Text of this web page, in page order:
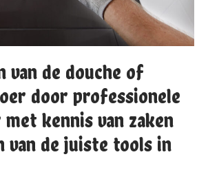
van de douche of
door professionele
kennis van zaken
van de juiste tools in